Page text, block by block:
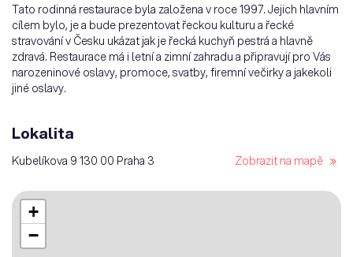
Tato rodinná restaurace byla založena v roce 1997. Jejich hlavním
cílem bylo, je a bude prezentovat řeckou kulturu a řecké
stravování v Česku ukázat jak je řecká kuchyň pestrá a hlavně
zdravá. Restaurace má i letní a zimní zahradu a připravují pro Vás
narozeninové oslavy, promoce, svatby, firemní večirky a jakekoli
jiné oslavy.
Lokalita
Kubelíkova 9 130 00 Praha 3 Zobrazit na mapě
+
−